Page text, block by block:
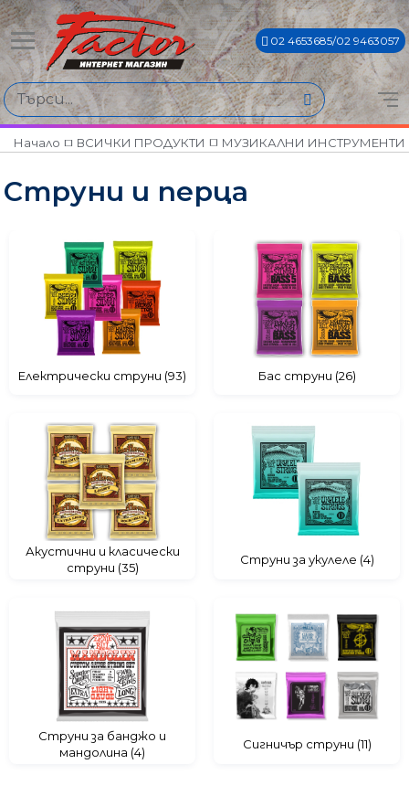
02 4653685/02 9463057
Намери продукти по
Цена
€0€ - €85€
Марки
FENDER
HOHNER
VINCI
Начало ВСИЧКИ ПРОДУКТИ МУЗИКАЛНИ ИНСТРУМЕНТИ
Струни и перца
Електрически струни (93) Бас струни (26)
Акустични и класически
струни (35)
Струни за укулеле (4)
Струни за банджо и
мандолина (4)
Сигничър струни (11)